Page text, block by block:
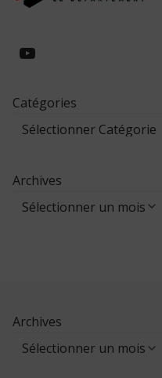
https://
Catégories
Archives
Archives